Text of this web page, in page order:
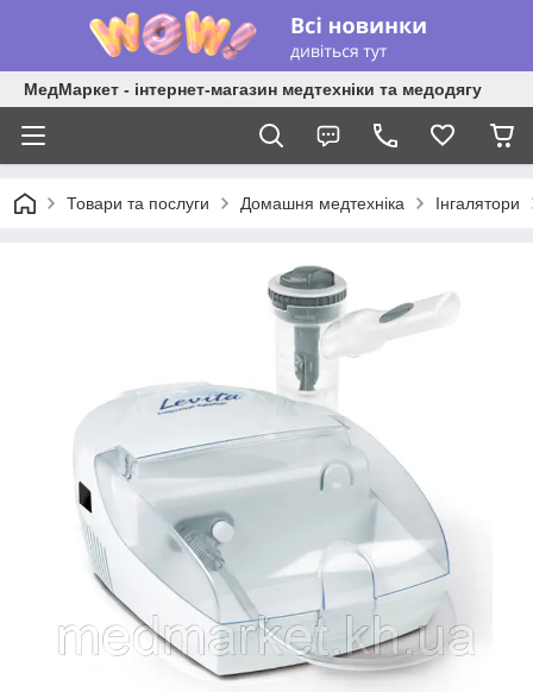
МедМаркет - інтернет-магазин медтехніки та медодягу
Товари та послуги Домашня медтехніка Інгалятори